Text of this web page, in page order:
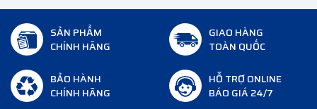
SẢN PHẨM
CHÍNH HÃNG
GIAO HÀNG
TOÀN QUỐC
BẢO HÀNH
CHÍNH HÃNG
HỖ TRỢ ONLINE
BÁO GIÁ 24/7